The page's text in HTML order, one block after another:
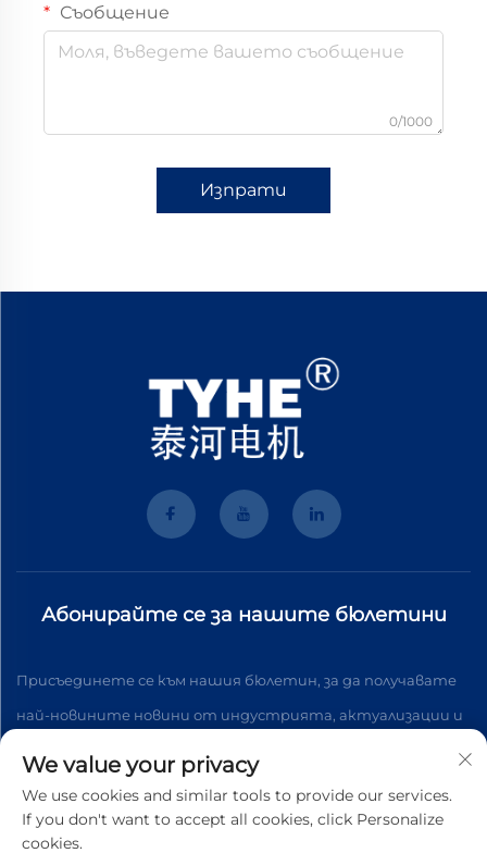
Съобщение
0/1000
Изпрати
Абонирайте се за нашите бюлетини
Присъединете се към нашия бюлетин, за да получавате
най-новините новини от индустрията, актуализации и
Абонирайте се
We value your privacy
We use cookies and similar tools to provide our services.
If you don't want to accept all cookies, click Personalize
cookies.